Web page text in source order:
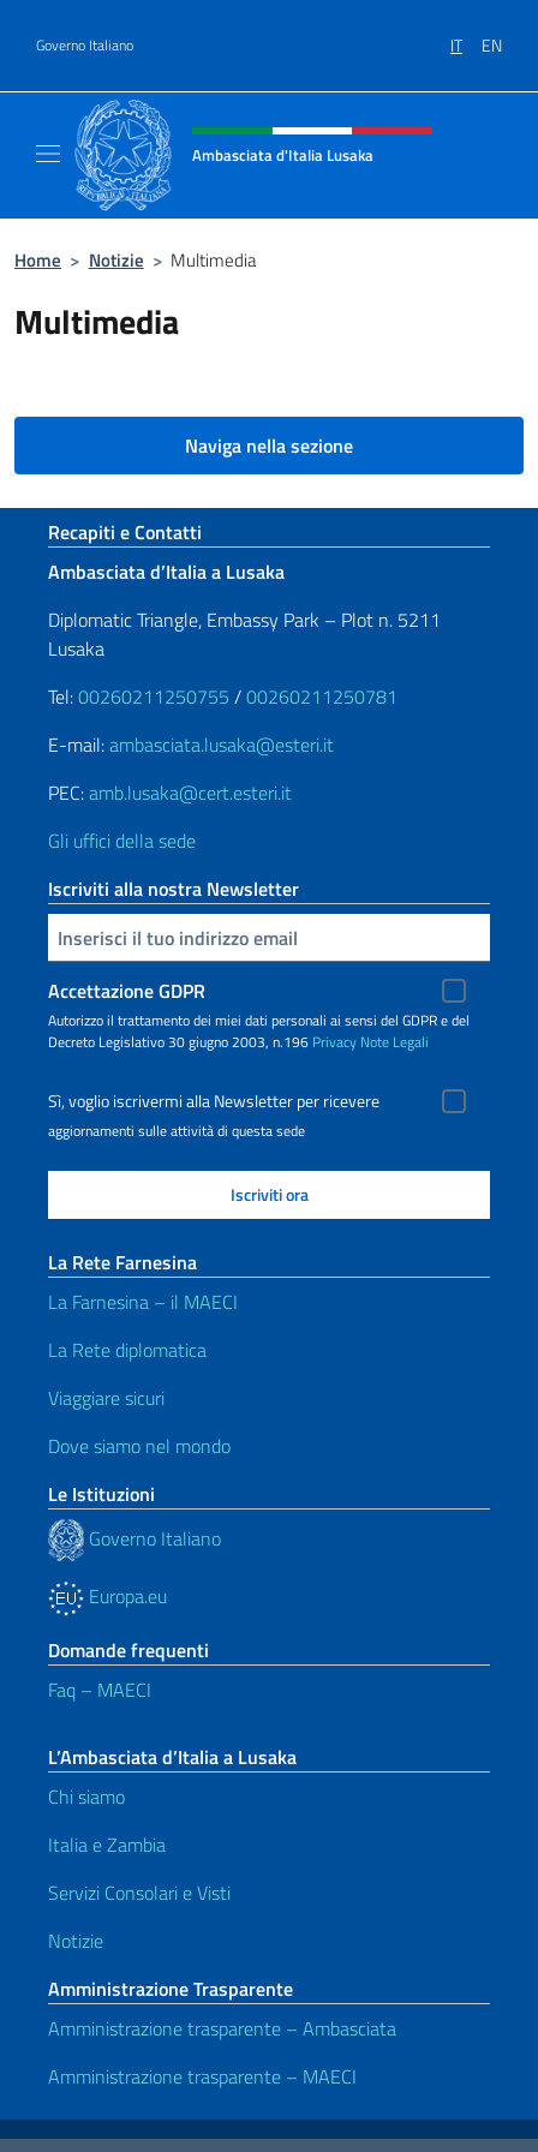
Governo Italiano IT EN
Intestazione sito, social e menù
Ambasciata d'Italia Lusaka
Home > Notizie > Multimedia
Multimedia
Naviga nella sezione
Sezione footer
Recapiti e Contatti
Ambasciata d’Italia a Lusaka
Diplomatic Triangle, Embassy Park – Plot n. 5211
Lusaka
Tel:00260211250755 /00260211250781
E-mail:ambasciata.lusaka@esteri.it
PEC:amb.lusaka@cert.esteri.it
Gli uffici della sede
Iscriviti alla nostra Newsletter
Inserisci la tua email
Accettazione GDPR
Autorizzo il trattamento dei miei dati personali ai sensi del GDPR e del
Decreto Legislativo 30 giugno 2003, n.196 Privacy Note Legali
Sì, voglio iscrivermi alla Newsletter per ricevere
aggiornamenti sulle attività di questa sede
La Rete Farnesina
La Farnesina – il MAECI
La Rete diplomatica
Viaggiare sicuri
Dove siamo nel mondo
Le Istituzioni
Governo Italiano
Europa.eu
Domande frequenti
Faq – MAECI
L’Ambasciata d’Italia a Lusaka
Chi siamo
Italia e Zambia
Servizi Consolari e Visti
Notizie
Amministrazione Trasparente
Amministrazione trasparente – Ambasciata
Amministrazione trasparente – MAECI
Link Utili